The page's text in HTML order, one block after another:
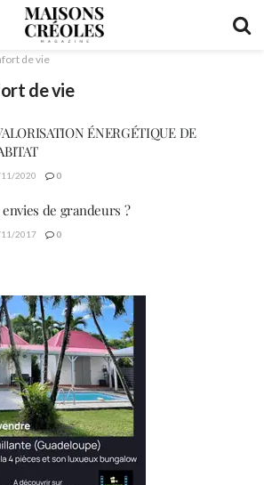
de vie
de vie
ÉNERGÉTIQUE DE
2020 0
de grandeurs ?
2017 0